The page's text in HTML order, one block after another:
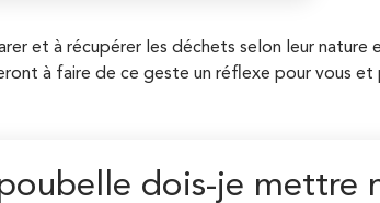
et à récupérer les déchets selon leur nature
à faire de ce geste un réflexe pour vous
dois-je mettre